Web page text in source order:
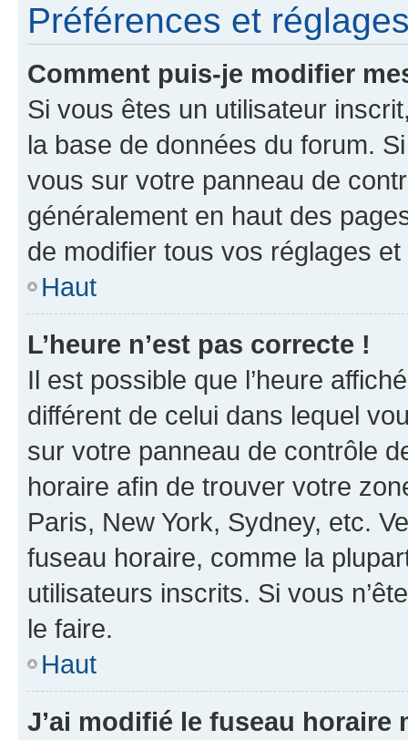
Préférences et
Comment puis-je modifier
Si vous êtes un utilisateur
la base de données du forum.
vous sur votre panneau de
généralement en haut des
de modifier tous vos réglages
Haut
L’heure n’est pas correcte !
Il est possible que l’heure
différent de celui dans lequel
sur votre panneau de contrôle
horaire afin de trouver votre
Paris, New York, Sydney, etc.
fuseau horaire, comme la
utilisateurs inscrits. Si vous
le faire.
Haut
J’ai modifié le fuseau horaire